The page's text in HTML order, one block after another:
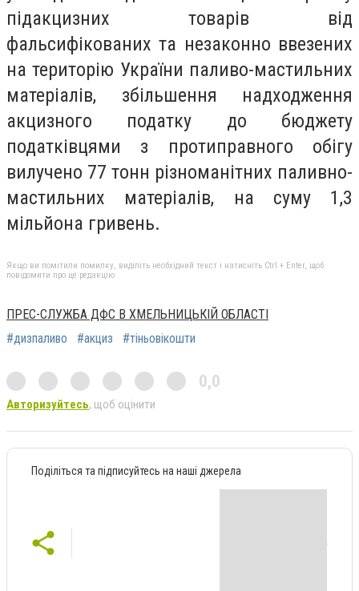
підакцизних товарів від
фальсифікованих та незаконно ввезених
на територію України паливо-мастильних
матеріалів, збільшення надходження
акцизного податку до бюджету
податківцями з протиправного обігу
вилучено 77 тонн різноманітних паливно-
мастильних матеріалів, на суму 1,3
мільйона гривень.
Якщо ви помітили помилку, виділіть необхідний текст і натисніть Ctrl + Enter, щоб
повідомити про це редакцію
ПРЕС-СЛУЖБА ДФС В ХМЕЛЬНИЦЬКІЙ ОБЛАСТІ
#дизпаливо
#акциз #тіньовікошти
0,0
Авторизуйтесь, щоб оцінити
Поділіться та підписуйтесь на наші джерела